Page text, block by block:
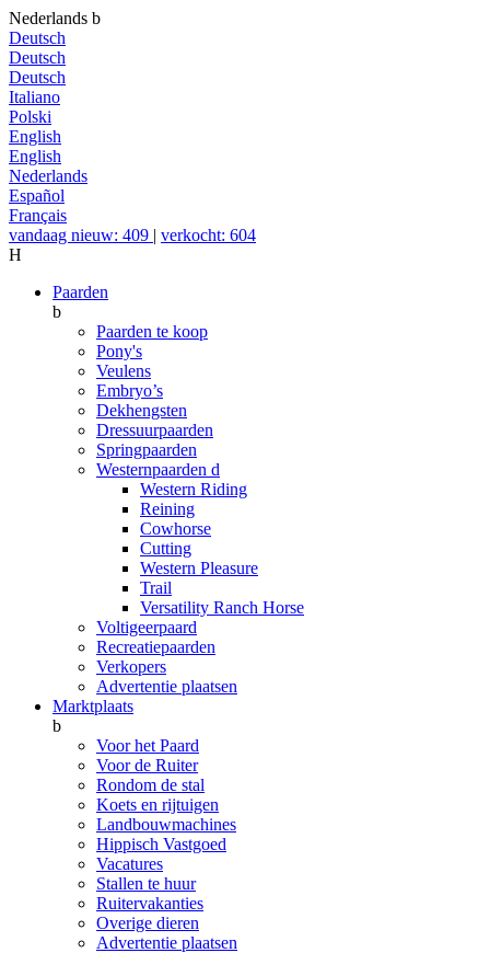
Nederlands b
Deutsch
Deutsch
Deutsch
Italiano
Polski
English
English
Nederlands
Español
Français
vandaag nieuw: 409 | verkocht: 604
H
Paarden
b
Paarden te koop
Pony's
Veulens
Embryo’s
Dekhengsten
Dressuurpaarden
Springpaarden
Westernpaarden d
Western Riding
Reining
Cowhorse
Cutting
Western Pleasure
Trail
Versatility Ranch Horse
Voltigeerpaard
Recreatiepaarden
Verkopers
Advertentie plaatsen
Marktplaats
b
Voor het Paard
Voor de Ruiter
Rondom de stal
Koets en rijtuigen
Landbouwmachines
Hippisch Vastgoed
Vacatures
Stallen te huur
Ruitervakanties
Overige dieren
Advertentie plaatsen